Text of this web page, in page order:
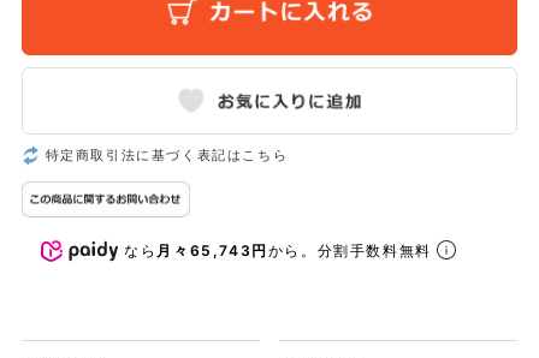
特定商取引法に基づく表記はこちら
なら 月々65,743円から。分割手数料無料